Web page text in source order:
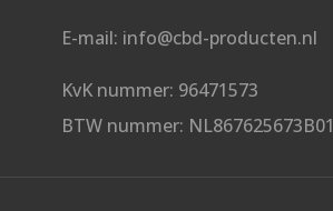
E-mail: info@cbd-producten.nl
KvK nummer: 96471573
BTW nummer: NL867625673B01